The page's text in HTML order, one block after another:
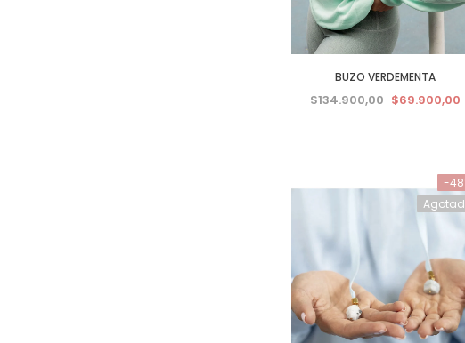
BUZO VERDEMENTA
$134.900,00 $69.900,00
-